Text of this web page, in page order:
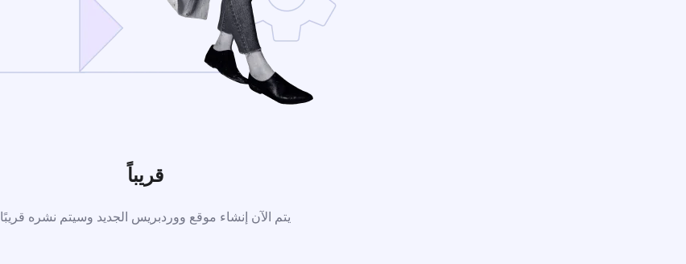
قريباً
يتم الآن إنشاء موقع ووردبريس الجديد وسيتم نشره قريبًا